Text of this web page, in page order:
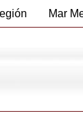
Mar